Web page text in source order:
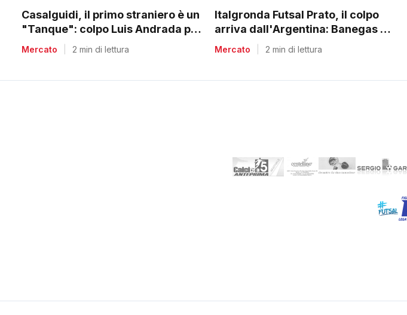
Casalguidi, il primo straniero è un
"Tanque": colpo Luis Andrada per
il debutto in C1
Mercato 2 min di lettura
Italgronda Futsal Prato, il colpo
arriva dall'Argentina: Banegas è il
nuovo leader dei biancazzurri
Mercato 2 min di lettura